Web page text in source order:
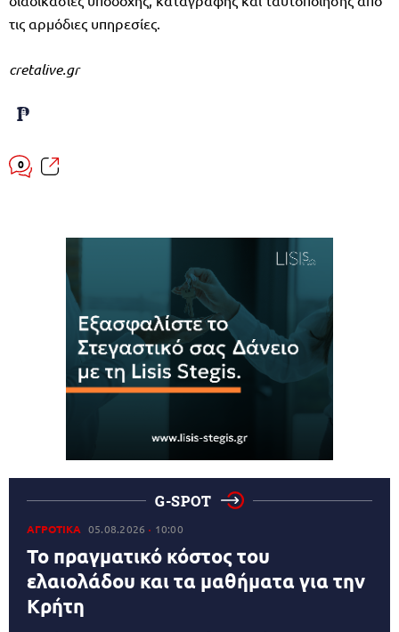
τις αρμόδιες υπηρεσίες.
cretalive.gr
0
G-SPOT
ΑΓΡΟΤΙΚΑ 05.08.2026 10:00
Το πραγματικό κόστος του
ελαιολάδου και τα μαθήματα για την
Κρήτη